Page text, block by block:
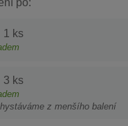
po:
1 ks
3 ks
z menšího balení